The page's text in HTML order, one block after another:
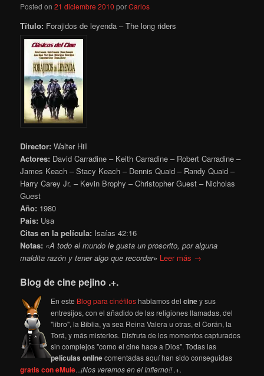
Posted on21 diciembre 2010 porCarlos
Título: Forajidos de leyenda – The long riders
Director: Walter Hill
Actores: David Carradine – Keith Carradine – Robert Carradine –
James Keach – Stacy Keach – Dennis Quaid – Randy Quaid –
Harry Carey Jr. – Kevin Brophy – Christopher Guest – Nicholas
Guest
Año: 1980
País: Usa
Citas en la película: Isaías 42:16
Notas: «A todo el mundo le gusta un proscrito, por alguna
maldita razón y tener algo que recordar» Leer más →
Blog de cine pejino .+.
En este Blog para cinéfiloshablamos delciney sus
entresijos, con el añadido de las religiones llamadas, del
"libro", la Biblia, ya sea Reina Valera u otras, el Corán, la
Torá, y más misterios. Disfruta de los momentos capturados
sin complejos "como el cine hace a Dios". Todas las
películas onlinecomentadas aquí han sido conseguidas
gratis con eMule...¡Nos veremos en el Infierno!! .+.